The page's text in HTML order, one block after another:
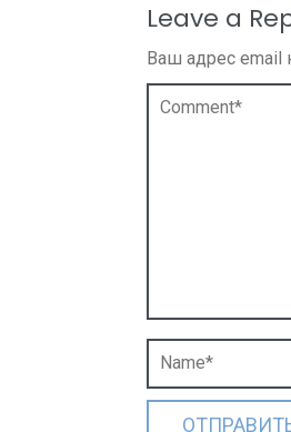
Leave a
Ваш адрес email